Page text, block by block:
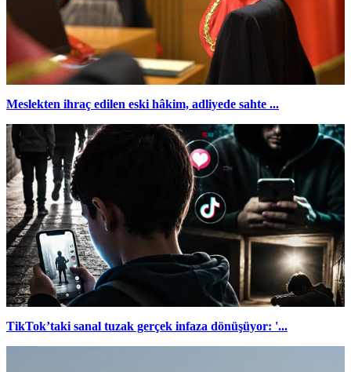
Meslekten ihraç edilen eski hâkim, adliyede sahte ...
TikTok’taki sanal tuzak gerçek infaza dönüşüyor: '...